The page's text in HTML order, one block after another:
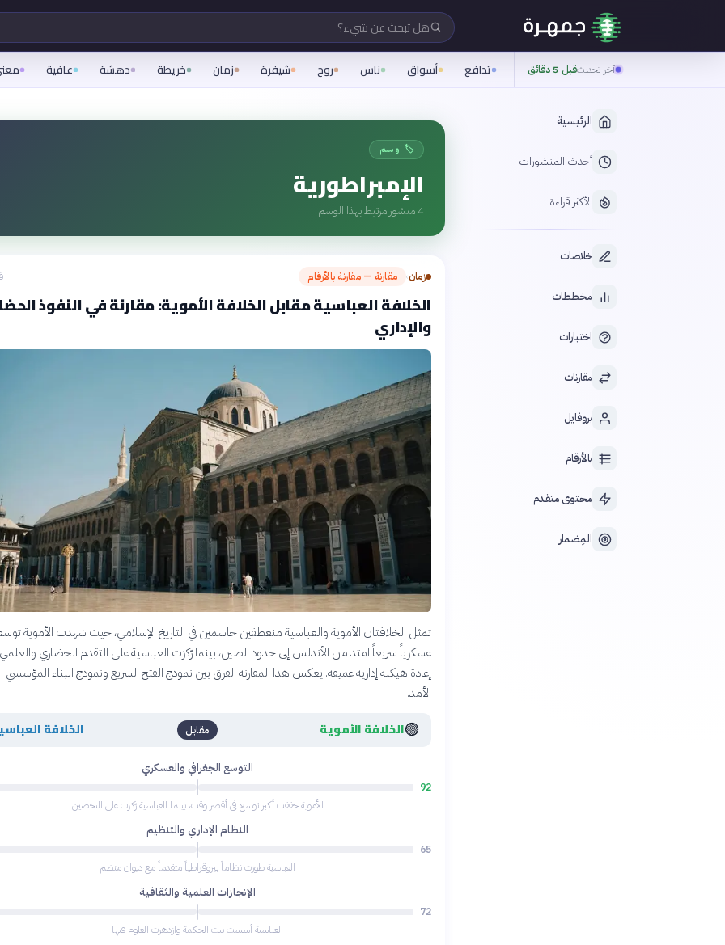
هل تبحث عن شيء؟
آخر تحديثقبل 5 دقائق تدافع أسواق ناس روح شيفرة زمان خريطة دهشة عافية
الرئيسية
أحدث المنشورات
الأكثر قراءة
خلاصات
مخططات
اختبارات
مقارنات
بروفايل
بالأرقام
محتوى متقدم
المِضمار
🏷️ وسم
الإمبراطورية
4 منشور مرتبط بهذا الوسم
زمان› مقارنة — مقارنة بالأرقام
الخلافة العباسية مقابل الخلافة الأموية: مقارنة في النفوذ
والإداري
تمثل الخلافتان الأموية والعباسية منعطفين حاسمين في التاريخ الإسلامي، حيث شهدت الأموية
عسكرياً سريعاً امتد من الأندلس إلى حدود الصين، بينما رّكزت العباسية على التقدم الحضاري
إعادة هيكلة إدارية عميقة. يعكس هذا المقارنة الفرق بين نموذج الفتح السريع ونموذج البناء المؤسسي
الأمد.
🟢الخلافة الأموية مقابل الخلافة
التوسع الجغرافي والعسكري
92
الأموية حققت أكبر توسع في أقصر وقت، بينما العباسية رّكزت على التحصين
النظام الإداري والتنظيم
65
العباسية طورت نظاماً بيروقراطياً متقدماً مع ديوان منظم
الإنجازات العلمية والثقافية
72
العباسية أسست بيت الحكمة وازدهرت العلوم فيها